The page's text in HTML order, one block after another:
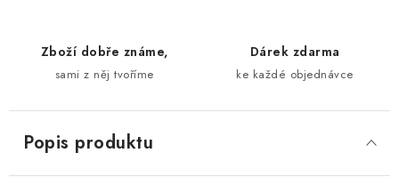
Zboží dobře známe,
sami z něj tvoříme
Dárek zdarma
ke každé objednávce
Popis produktu